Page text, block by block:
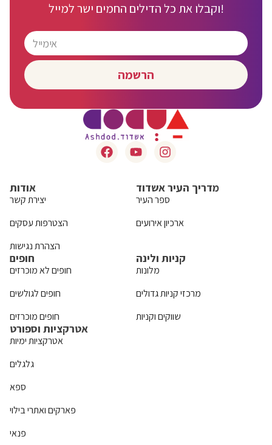
וקבלו את כל הדילים החמים ישר למייל!
הרשמה
אודות
יצירת קשר
הצטרפות עסקים
הצהרת נגישות
מדריך העיר אשדוד
ספר העיר
ארכיון אירועים
חופים
חופים לא מוכרזים
חופים לגולשים
חופים מוכרזים
קניות ולינה
מלונות
מרכזי קניות גדולים
שווקים וקניות
אטרקציות וספורט
אטרקציות ימיות
גלגלים
ספא
פארקים ואתרי בילוי
פנאי